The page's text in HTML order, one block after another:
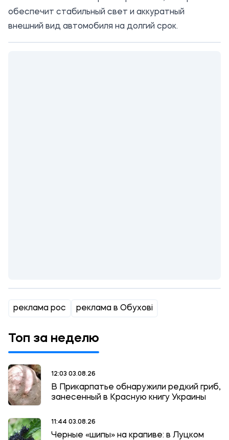
обеспечит стабильный свет и аккуратный
внешний вид автомобиля на долгий срок.
реклама рос реклама в Обухові
Топ за неделю
12:03 03.08.26
В Прикарпатье обнаружили редкий гриб,
занесенный в Красную книгу Украины
11:44 03.08.26
Черные «шипы» на крапиве: в Луцком